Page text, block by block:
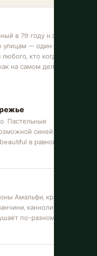
в 79 году н.э.
улицам — один из
кто когда-
на самом деле
Пастельные
синей
в равной
Амальфи, красный
канноли и
по-разному. Все